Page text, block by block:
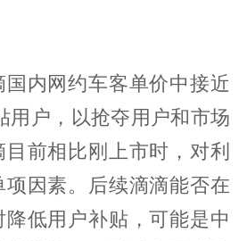
国内网约车客单价中接近
用户，以抢夺用户和市场
前相比刚上市时，对利
因素。后续滴滴能否在
低用户补贴，可能是中